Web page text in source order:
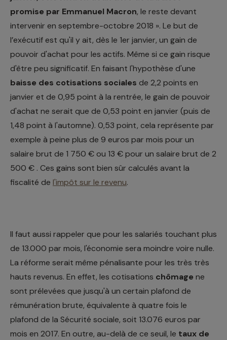
promise par Emmanuel Macron, le reste devant
intervenir en septembre-octobre 2018 ». Le but de
l’exécutif est qu'il y ait, dès le 1er janvier, un gain de
pouvoir d'achat pour les actifs. Même si ce gain risque
d'être peu significatif. En faisant l'hypothèse d'une
baisse des cotisations sociales de 2,2 points en
janvier et de 0,95 point à la rentrée, le gain de pouvoir
d'achat ne serait que de 0,53 point en janvier (puis de
1,48 point à l'automne). 0,53 point, cela représente par
exemple à peine plus de 9 euros par mois pour un
salaire brut de 1 750 € ou 13 € pour un salaire brut de 2
500 € . Ces gains sont bien sûr calculés avant la
fiscalité de l'impôt sur le revenu.
Il faut aussi rappeler que pour les salariés touchant plus
de 13.000 par mois, l'économie sera moindre voire nulle.
La réforme serait même pénalisante pour les très très
hauts revenus. En effet, les cotisations chômage ne
sont prélevées que jusqu'à un certain plafond de
rémunération brute, équivalente à quatre fois le
plafond de la Sécurité sociale, soit 13.076 euros par
mois en 2017. En outre, au-delà de ce seuil, le taux de